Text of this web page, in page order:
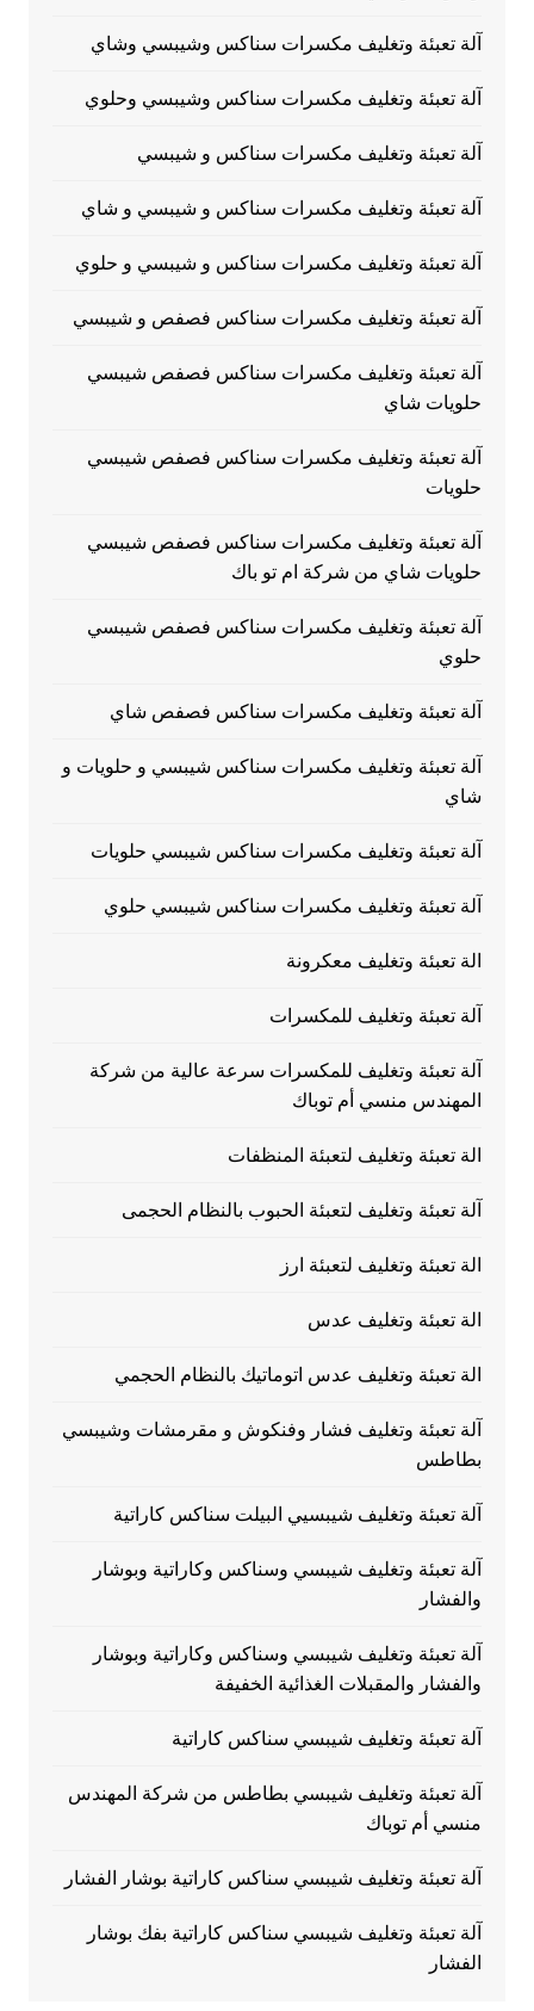
آلة تعبئة وتغليف مكسرات سناكس وشيبسي وشاي
آلة تعبئة وتغليف مكسرات سناكس وشيبسي وحلوي
آلة تعبئة وتغليف مكسرات سناكس و شيبسي
آلة تعبئة وتغليف مكسرات سناكس و شيبسي و شاي
آلة تعبئة وتغليف مكسرات سناكس و شيبسي و حلوي
آلة تعبئة وتغليف مكسرات سناكس فصفص و شيبسي
آلة تعبئة وتغليف مكسرات سناكس فصفص شيبسي
حلويات شاي
آلة تعبئة وتغليف مكسرات سناكس فصفص شيبسي
حلويات
آلة تعبئة وتغليف مكسرات سناكس فصفص شيبسي
حلويات شاي من شركة ام تو باك
آلة تعبئة وتغليف مكسرات سناكس فصفص شيبسي
حلوي
آلة تعبئة وتغليف مكسرات سناكس فصفص شاي
آلة تعبئة وتغليف مكسرات سناكس شيبسي و حلويات و
شاي
آلة تعبئة وتغليف مكسرات سناكس شيبسي حلويات
آلة تعبئة وتغليف مكسرات سناكس شيبسي حلوي
الة تعبئة وتغليف معكرونة
آلة تعبئة وتغليف للمكسرات
آلة تعبئة وتغليف للمكسرات سرعة عالية من شركة
المهندس منسي أم توباك
الة تعبئة وتغليف لتعبئة المنظفات
آلة تعبئة وتغليف لتعبئة الحبوب بالنظام الحجمى
الة تعبئة وتغليف لتعبئة ارز
الة تعبئة وتغليف عدس
الة تعبئة وتغليف عدس اتوماتيك بالنظام الحجمي
آلة تعبئة وتغليف فشار وفنكوش و مقرمشات وشيبسي
بطاطس
آلة تعبئة وتغليف شيبسيي البيلت سناكس كاراتية
آلة تعبئة وتغليف شيبسي وسناكس وكاراتية وبوشار
والفشار
آلة تعبئة وتغليف شيبسي وسناكس وكاراتية وبوشار
والفشار والمقبلات الغذائية الخفيفة
آلة تعبئة وتغليف شيبسي سناكس كاراتية
آلة تعبئة وتغليف شيبسي بطاطس من شركة المهندس
منسي أم توباك
آلة تعبئة وتغليف شيبسي سناكس كاراتية بوشار الفشار
آلة تعبئة وتغليف شيبسي سناكس كاراتية بفك بوشار
الفشار